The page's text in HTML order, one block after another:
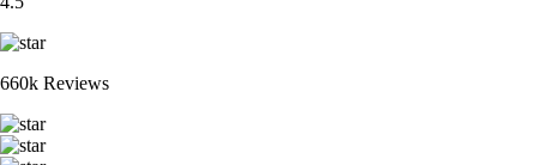
660k Reviews